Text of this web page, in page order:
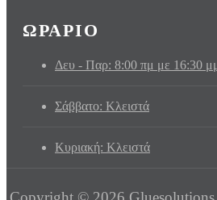
ΩΡΑΡΙΟ
Δευ - Παρ: 8:00 πμ με 16:30
Σάββατο: Κλειστά
Κυριακή: Κλειστά